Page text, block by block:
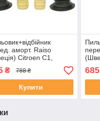
аморт. Raiso
Citroen C1,
Ц1 #RK10123 (к-т
UADPGCW4
₴ 788 ₴
Купити
т
685